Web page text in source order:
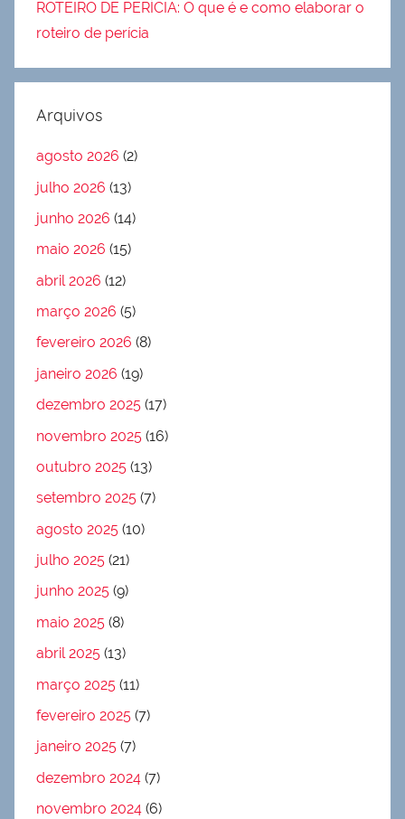
ROTEIRO DE PERÍCIA: O que é e como elaborar o
roteiro de perícia
Arquivos
agosto 2026 (2)
julho 2026 (13)
junho 2026 (14)
maio 2026 (15)
abril 2026 (12)
março 2026 (5)
fevereiro 2026 (8)
janeiro 2026 (19)
dezembro 2025 (17)
novembro 2025 (16)
outubro 2025 (13)
setembro 2025 (7)
agosto 2025 (10)
julho 2025 (21)
junho 2025 (9)
maio 2025 (8)
abril 2025 (13)
março 2025 (11)
fevereiro 2025 (7)
janeiro 2025 (7)
dezembro 2024 (7)
novembro 2024 (6)